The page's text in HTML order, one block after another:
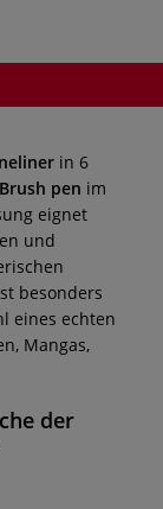
in 6
pen im
eignet
und
besonders
eines echten
Mangas,
der